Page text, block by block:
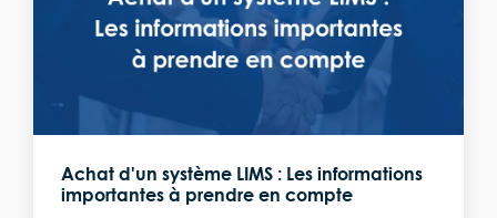
Achat d'un système LIMS : Les informations
importantes à prendre en compte